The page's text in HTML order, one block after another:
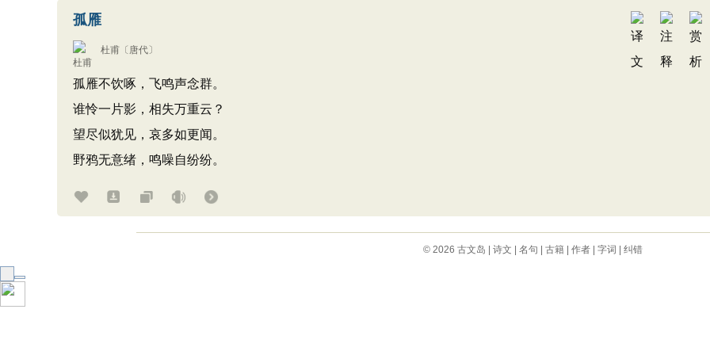
孤雁
杜甫 〔唐代〕
孤雁不饮啄，飞鸣声念群。
谁怜一片影，相失万重云？
望尽似犹见，哀多如更闻。
野鸦无意绪，鸣噪自纷纷。
© 2026 古文岛 诗文 名句 古籍| 作者| 字词 纠错